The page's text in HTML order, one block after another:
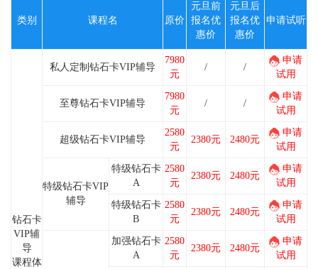
类别 课程名 原价
元旦前
报名优
惠价
元旦后
报名优
惠价
申请试听
钻石卡
VIP辅
导
课程体
私人定制钻石卡VIP辅导
7980
元
/ /
申请
试用
至尊钻石卡VIP辅导
7980
元
/ /
申请
试用
超级钻石卡VIP辅导
2580
元
2380元 2480元
申请
试用
特级钻石卡VIP
辅导
特级钻石卡
A
2580
元
2380元 2480元
申请
试用
特级钻石卡
B
2580
元
2380元 2480元
申请
试用
加强钻石卡
A
2580
元
2380元 2480元
申请
试用